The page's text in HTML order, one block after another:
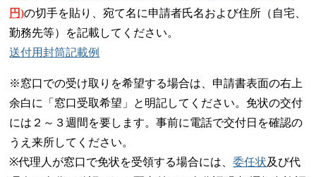
円)の切手を貼り、宛て名に申請者氏名および住所（自宅、
勤務先等）を記載してください。
送付用封筒記載例
※窓口での受け取りを希望する場合は、申請書表面の右上
余白に「窓口受取希望」と明記してください。免状の交付
には２～３週間を要します。事前に電話で交付日を確認の
うえ来所してください。
※代理人が窓口で免状を受領する場合には、委任状及び代